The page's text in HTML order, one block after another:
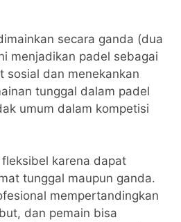
secara ganda (dua
menjadikan padel sebagai
sosial dan menekankan
tunggal dalam padel
umum dalam kompetisi
karena dapat
tunggal maupun ganda.
mempertandingkan
dan pemain bisa